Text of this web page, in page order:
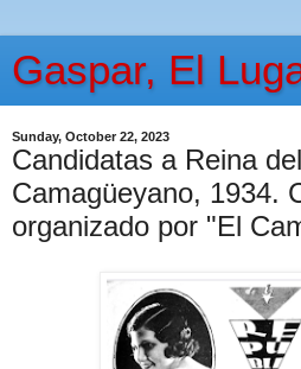
Gaspar, El
Sunday, October 22, 2023
Candidatas a Reina
Camagüeyano, 1934.
organizado por "El